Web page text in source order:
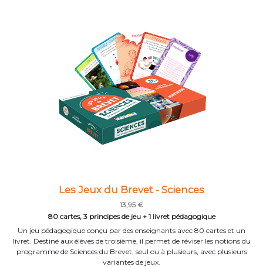
Les Jeux du Brevet - Sciences
13,95 €
80 cartes, 3 principes de jeu + 1 livret pédagogique
Un jeu pédagogique conçu par des enseignants avec 80 cartes et un
livret. Destiné aux élèves de troisième, il permet de réviser les notions du
programme de Sciences du Brevet, seul ou à plusieurs, avec plusieurs
variantes de jeux.